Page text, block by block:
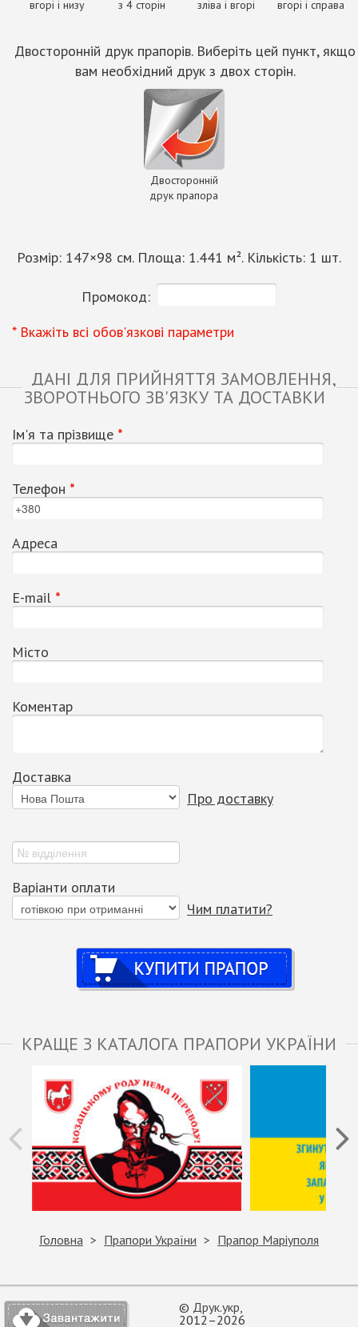
вгорі і низу з 4 сторін зліва і вгорі вгорі і справа
Двосторонній друк прапорів. Виберіть цей пункт, якщо
вам необхідний друк з двох сторін.
Двосторонній
друк прапора
Розмір: 147×98 см. Площа: 1.441 м². Кількість: 1 шт.
Промокод:
* Вкажіть всі обов'язкові параметри
ДАНІ ДЛЯ ПРИЙНЯТТЯ ЗАМОВЛЕННЯ,
ЗВОРОТНЬОГО ЗВ'ЯЗКУ ТА ДОСТАВКИ
Ім'я та прізвище *
Телефон *
Адреса
Е-mail *
Місто
Коментар
Доставка
Про доставку
Варіанти оплати
Чим платити?
Купити
КРАЩЕ З КАТАЛОГА ПРАПОРИ УКРАЇНИ
Головна Прапори України Прапор Маріуполя
© Друк.укр
2012–2026